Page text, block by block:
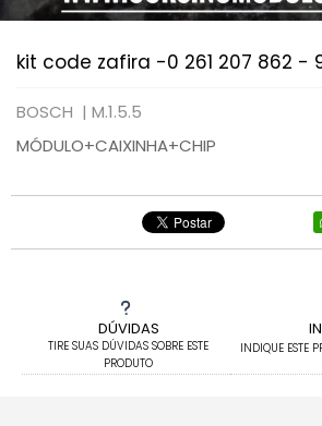
kit code zafira -0 261 207 862 -
BOSCH | M.1.5.5
MÓDULO+CAIXINHA+CHIP
DÚVIDAS
TIRE SUAS DÚVIDAS SOBRE ESTE
PRODUTO
INDIQUE ESTE